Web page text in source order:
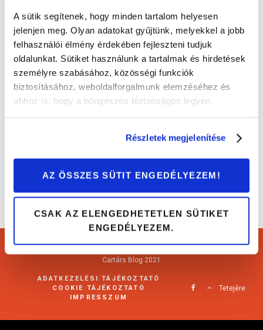
A sütik segítenek, hogy minden tartalom helyesen
jelenjen meg. Olyan adatokat gyűjtünk, melyekkel a jobb
felhasználói élmény érdekében fejleszteni tudjuk
oldalunkat. Sütiket használunk a tartalmak és hirdetések
személyre szabásához, közösségi funkciók
biztosításához, weboldalforgalmunk elemzéséhez és
ahhoz is, hogy a böngészés biztonságos legyen.
Részletek megjelenítése
AZ ÖSSZES SÜTIT ENGEDÉLYEZEM!
CSAK AZ ELENGEDHETETLEN SÜTIKET
ENGEDÉLYEZEM.
Erre figyelj, ha első generációs Kia Ceed-et
Cartárs Blog 2021
ADATKEZELÉSI TÁJÉKOZTATÓ
COOKIE TÁJÉKOZTATÓ
IMPRESSZUM
Tetejére